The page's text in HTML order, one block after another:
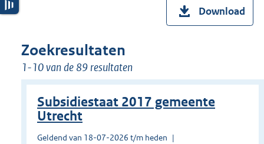
Download
Zoekresultaten
1-10 van de 89 resultaten
Subsidiestaat 2017 gemeente
Utrecht
Geldend van 18-07-2026 t/m heden